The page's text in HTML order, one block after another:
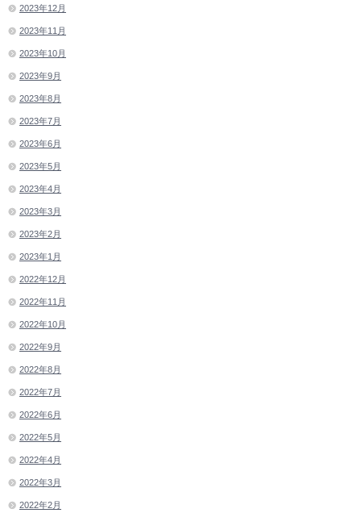
2023年12月
2023年11月
2023年10月
2023年9月
2023年8月
2023年7月
2023年6月
2023年5月
2023年4月
2023年3月
2023年2月
2023年1月
2022年12月
2022年11月
2022年10月
2022年9月
2022年8月
2022年7月
2022年6月
2022年5月
2022年4月
2022年3月
2022年2月